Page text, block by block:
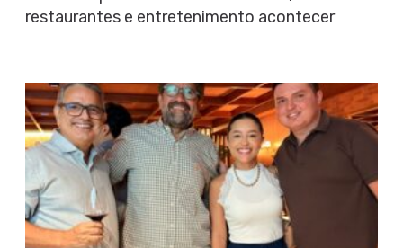
restaurantes e entretenimento acontecer